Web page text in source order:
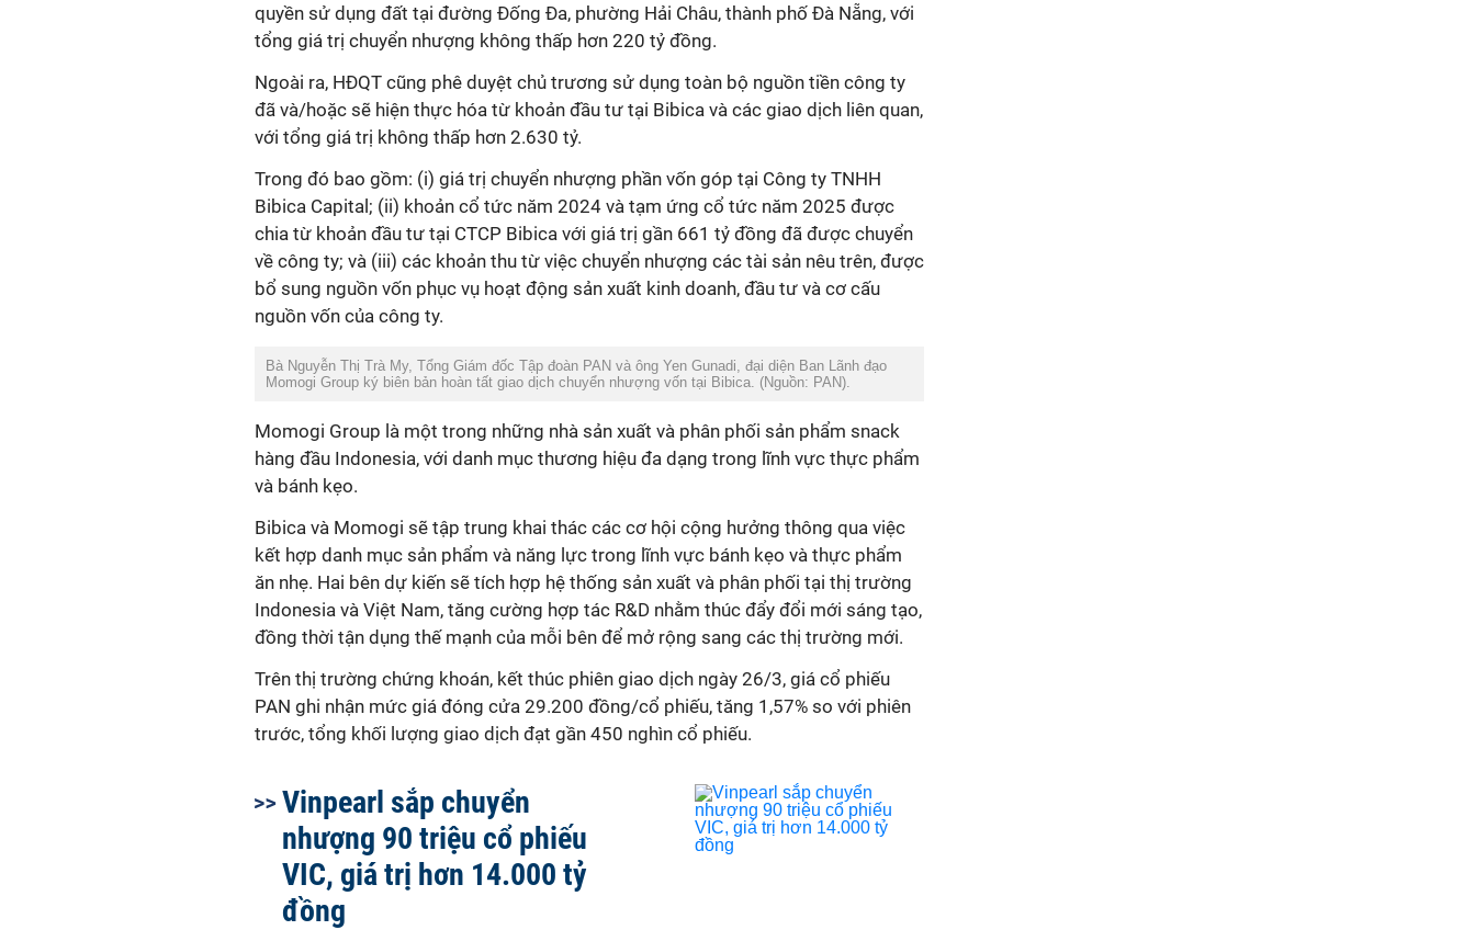
quyền sử dụng đất tại đường Đống Đa, phường Hải Châu, thành phố Đà Nẵng, với
tổng giá trị chuyển nhượng không thấp hơn 220 tỷ đồng.
Ngoài ra, HĐQT cũng phê duyệt chủ trương sử dụng toàn bộ nguồn tiền công ty
đã và/hoặc sẽ hiện thực hóa từ khoản đầu tư tại Bibica và các giao dịch liên quan,
với tổng giá trị không thấp hơn 2.630 tỷ.
Trong đó bao gồm: (i) giá trị chuyển nhượng phần vốn góp tại Công ty TNHH
Bibica Capital; (ii) khoản cổ tức năm 2024 và tạm ứng cổ tức năm 2025 được
chia từ khoản đầu tư tại CTCP Bibica với giá trị gần 661 tỷ đồng đã được chuyển
về công ty; và (iii) các khoản thu từ việc chuyển nhượng các tài sản nêu trên, được
bổ sung nguồn vốn phục vụ hoạt động sản xuất kinh doanh, đầu tư và cơ cấu
nguồn vốn của công ty.
Bà Nguyễn Thị Trà My, Tổng Giám đốc Tập đoàn PAN và ông Yen Gunadi, đại diện Ban Lãnh đạo
Momogi Group ký biên bản hoàn tất giao dịch chuyển nhượng vốn tại Bibica. (Nguồn: PAN).
Momogi Group là một trong những nhà sản xuất và phân phối sản phẩm snack
hàng đầu Indonesia, với danh mục thương hiệu đa dạng trong lĩnh vực thực phẩm
và bánh kẹo.
Bibica và Momogi sẽ tập trung khai thác các cơ hội cộng hưởng thông qua việc
kết hợp danh mục sản phẩm và năng lực trong lĩnh vực bánh kẹo và thực phẩm
ăn nhẹ. Hai bên dự kiến sẽ tích hợp hệ thống sản xuất và phân phối tại thị trường
Indonesia và Việt Nam, tăng cường hợp tác R&D nhằm thúc đẩy đổi mới sáng tạo,
đồng thời tận dụng thế mạnh của mỗi bên để mở rộng sang các thị trường mới.
Trên thị trường chứng khoán, kết thúc phiên giao dịch ngày 26/3, giá cổ phiếu
PAN ghi nhận mức giá đóng cửa 29.200 đồng/cổ phiếu, tăng 1,57% so với phiên
trước, tổng khối lượng giao dịch đạt gần 450 nghìn cổ phiếu.
Vinpearl sắp chuyển
nhượng 90 triệu cổ phiếu
VIC, giá trị hơn 14.000 tỷ
đồng